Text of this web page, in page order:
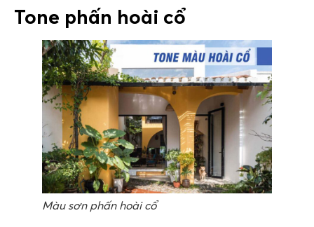
Tone phấn hoài cổ
Màu sơn phấn hoài cổ